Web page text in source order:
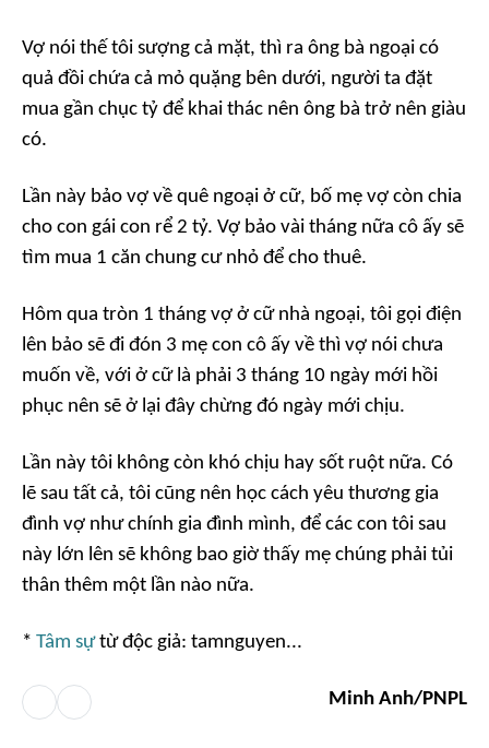
Vợ nói thế tôi sượng cả mặt, thì ra ông bà ngoại có
quả đồi chứa cả mỏ quặng bên dưới, người ta đặt
mua gần chục tỷ để khai thác nên ông bà trở nên giàu
có.
Lần này bảo vợ về quê ngoại ở cữ, bố mẹ vợ còn chia
cho con gái con rể 2 tỷ. Vợ bảo vài tháng nữa cô ấy sẽ
tìm mua 1 căn chung cư nhỏ để cho thuê.
Hôm qua tròn 1 tháng vợ ở cữ nhà ngoại, tôi gọi điện
lên bảo sẽ đi đón 3 mẹ con cô ấy về thì vợ nói chưa
muốn về, với ở cữ là phải 3 tháng 10 ngày mới hồi
phục nên sẽ ở lại đây chừng đó ngày mới chịu.
Lần này tôi không còn khó chịu hay sốt ruột nữa. Có
lẽ sau tất cả, tôi cũng nên học cách yêu thương gia
đình vợ như chính gia đình mình, để các con tôi sau
này lớn lên sẽ không bao giờ thấy mẹ chúng phải tủi
thân thêm một lần nào nữa.
* Tâm sựtừ độc giả: tamnguyen...
Minh Anh/PNPL